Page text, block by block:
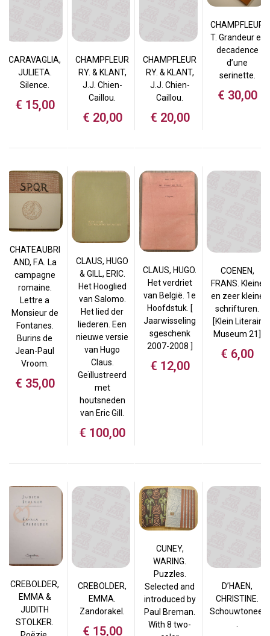
CARAVAGLIA,
JULIETA.
Silence.
€ 15,00
CHAMPFLEUR
RY. & KLANT,
J.J. Chien-
Caillou.
€ 20,00
CHAMPFLEUR
RY. & KLANT,
J.J. Chien-
Caillou.
€ 20,00
CHAMPFLEUR
T. Grandeur et
decadence
d’une
serinette.
€ 30,00
CHATEAUBRI
AND, F.A. La
campagne
romaine.
Lettre a
Monsieur de
Fontanes.
Burins de
Jean-Paul
Vroom.
€ 35,00
CLAUS, HUGO
& GILL, ERIC.
Het Hooglied
van Salomo.
Het lied der
liederen. Een
nieuwe versie
van Hugo
Claus.
Geïllustreerd
met
houtsneden
van Eric Gill.
€ 100,00
CLAUS, HUGO.
Het verdriet
van België. 1e
Hoofdstuk. [
Jaarwisseling
sgeschenk
2007-2008 ]
€ 12,00
COENEN,
FRANS. Kleine
en zeer kleine
schrifturen.
[Klein Literair
Museum 21]
€ 6,00
CREBOLDER,
EMMA &
JUDITH
STOLKER.
CREBOLDER,
EMMA.
Zandorakel.
€ 15,00
CUNEY,
WARING.
Puzzles.
Selected and
introduced by
Paul Breman.
With 8 two-
D’HAEN,
CHRISTINE.
Schouwtoneel